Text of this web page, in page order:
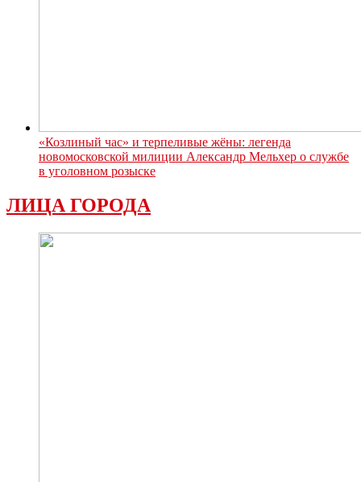
«Козлиный час» и терпеливые жёны: легенда
новомосковской милиции Александр Мельхер о службе
в уголовном розыске
ЛИЦА ГОРОДА